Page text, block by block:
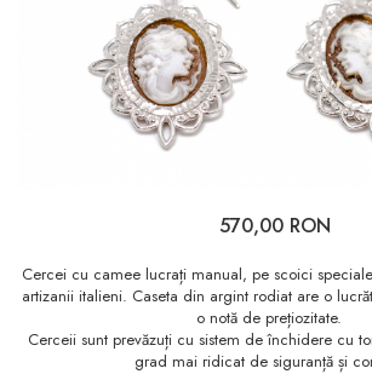
570,00 RON
Cercei cu camee lucrați manual, pe scoici
artizanii italieni. Caseta din argint rodiat are o
o notă de prețiozitate.
Cerceii sunt prevăzuți cu sistem de închidere cu
grad mai ridicat de siguranță și